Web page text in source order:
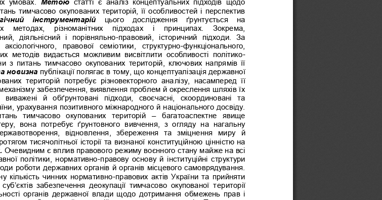
тимчасово окупованих територій, її особливостей і перспектив
інструментарій
цього  дослідження  ґрунтується  на
методах,   різноманітних   підходах   і   принципах.   Зокрема,
діяльнісний  і  порівняльно-правовий,  історичний  підходи.  За
аксіологічного,  правової  семіотики, структурно-функціонального,
методів  видається  можливим  висвітлити  особливості  політико-
з питань тимчасово  окупованих  територій,  ключових  напрямів  її
новизна публікації полягає в тому, що концептуалізація державної
територій  потребує  різновекторного  аналізу,  насамперед  її
механізму забезпечення, виявлення проблем й окреслення шляхів їх
й  обґрунтовані  підходи,  своєчасні,  скоординовані  та
урахування позитивного міжнародного й національного досвіду.
тимчасово  окупованих  територій
–
багатоаспектне  явище
вона  потребує  ґрунтовного  вивчення,  з  огляду  на  нагальну
відновлення,  збереження  та  зміцнення  миру
й
тисячолітньої історії та визнаної конституційною цінністю на
Очевидним є вплив правового режиму воєнного стану майже на всі
політики, нормативно-правову основу й інституційні структури
роботи державних органів й органів місцевого самоврядування.
кількість чинних нормативно-правових актів України та прийняти
забезпечення  деокупації  тимчасово  окупованої  території
органів державної влади щодо дотримання обмежень прав і